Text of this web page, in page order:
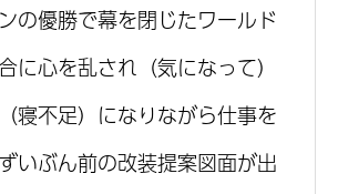
の優勝で幕を閉じたワールド
に心を乱され（気になって）
寝不足）になりながら仕事を
いぶん前の改装提案図面が出